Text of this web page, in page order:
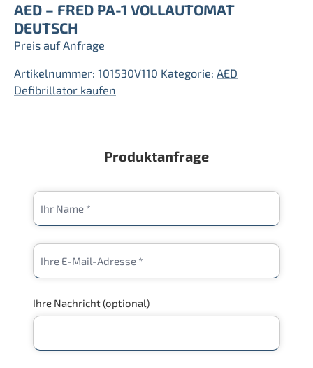
AED – FRED PA-1 VOLLAUTOMAT
DEUTSCH
Preis auf Anfrage
Artikelnummer: 101530V110 Kategorie: AED
Defibrillator kaufen
Produktanfrage
Ihre Nachricht (optional)